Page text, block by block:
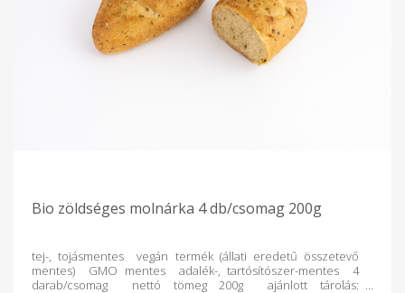
Bio zöldséges molnárka 4 db/csomag 200g
tej-, tojásmentes vegán termék (állati eredetű összetevő
mentes) GMO mentes adalék-, tartósítószer-mentes 4
darab/csomag nettó tömeg 200g ajánlott tárolás: